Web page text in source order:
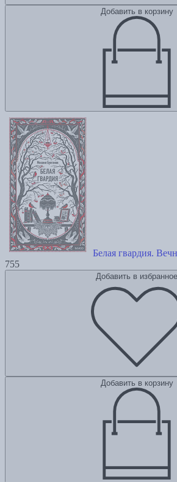
Добавить в корзину
Белая гвардия.
755
Добавить в избранное
Добавить в корзину